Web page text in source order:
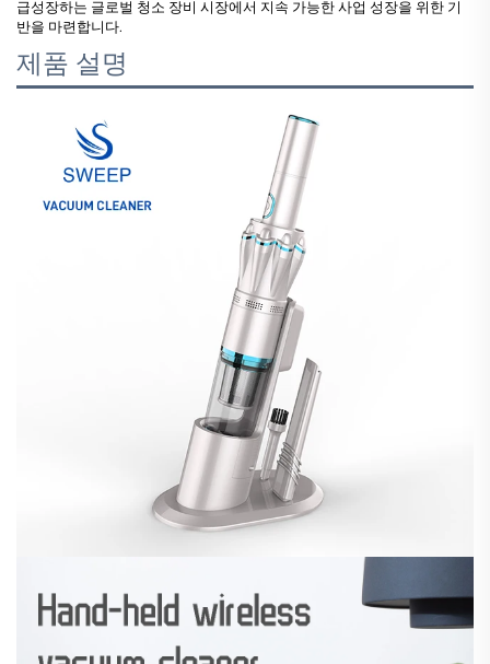
급성장하는 글로벌 청소 장비 시장에서 지속 가능한 사업 성장을 위한 기
반을 마련합니다.
제품 설명